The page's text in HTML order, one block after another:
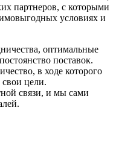
партнеров, с которыми
условиях и
оптимальные
поставок.
в ходе которого
цели.
связи, и мы сами